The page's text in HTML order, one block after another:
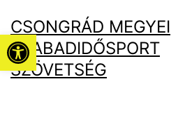
Eszköztár megnyitása
a
tartalomhoz
CSONGRÁD MEGYEI
SZABADIDŐSPORT
SZÖVETSÉG